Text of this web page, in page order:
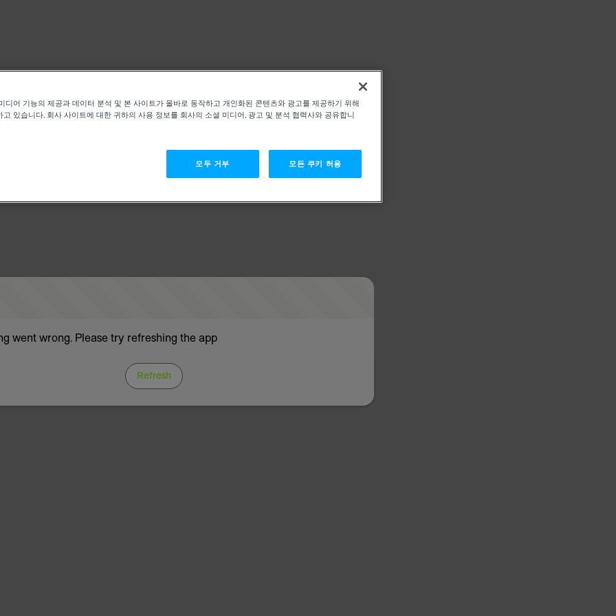
went wrong. Please try refreshing the app
Refresh
디어 기능의 제공과 데이터 분석 및 본 사이트가 올바로 동작하고 개인화된 콘텐츠와 광고를 제공하기 위해
고 있습니다. 회사 사이트에 대한 귀하의 사용 정보를 회사의 소셜 미디어, 광고 및 분석 협력사와 공유합니
모두 거부 모든 쿠키 허용